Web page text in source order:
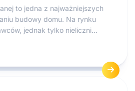
to jedna z najważniejszych
budowy domu. Na rynku
jednak tylko nieliczni...